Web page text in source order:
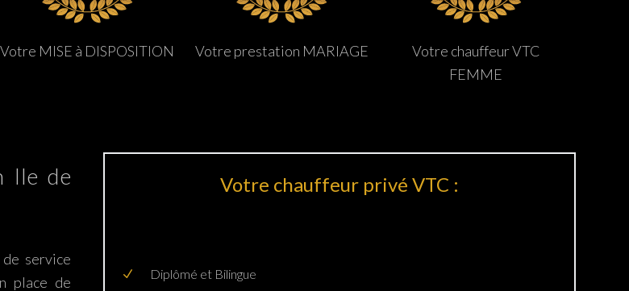
Votre MISE à DISPOSITION Votre prestation MARIAGE
Votre chauffeur VTC
FEMME
Ile de
service
place de
Votre chauffeur privé VTC :
Diplômé et Bilingue